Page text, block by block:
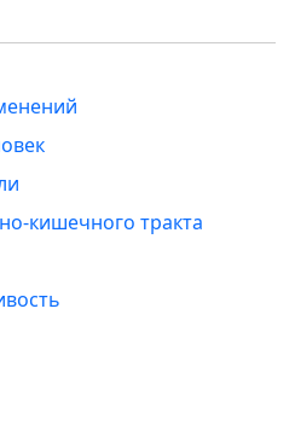
кишечного тракта